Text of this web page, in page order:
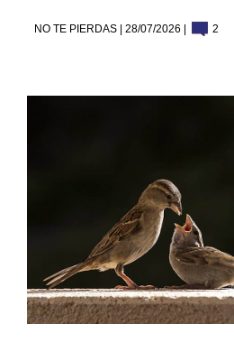
NO TE PIERDAS | 28/07/2026 | 2